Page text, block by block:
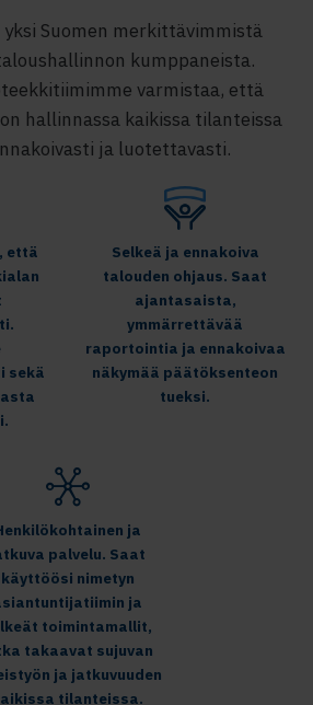
yksi Suomen merkittävimmistä
kumppaneista.
varmistaa, että
hallinnassa kaikissa tilanteissa
ja luotettavasti.
että
sekä
Selkeä ja ennakoiva
talouden ohjaus. Saat
ajantasaista,
ymmärrettävää
raportointia ja ennakoivaa
näkymää päätöksenteon
tueksi.
ja
palvelu. Saat
käyttöösi nimetyn
ja
toimintamallit,
takaavat sujuvan
ja jatkuvuuden
tilanteissa.